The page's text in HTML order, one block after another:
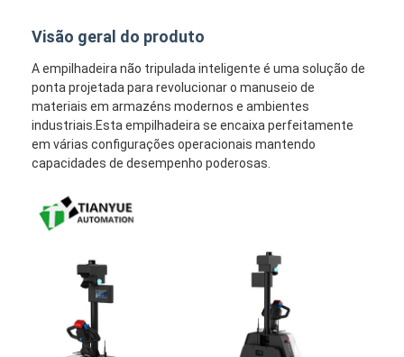
Produtos
Visão geral do produto
A empilhadeira não tripulada inteligente é uma solução de
ponta projetada para revolucionar o manuseio de
materiais em armazéns modernos e ambientes
industriais.Esta empilhadeira se encaixa perfeitamente
em várias configurações operacionais mantendo
capacidades de desempenho poderosas.